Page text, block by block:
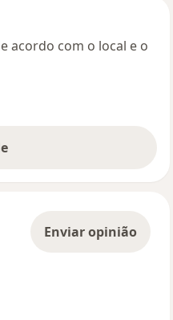
acordo com o local e o
Enviar opinião